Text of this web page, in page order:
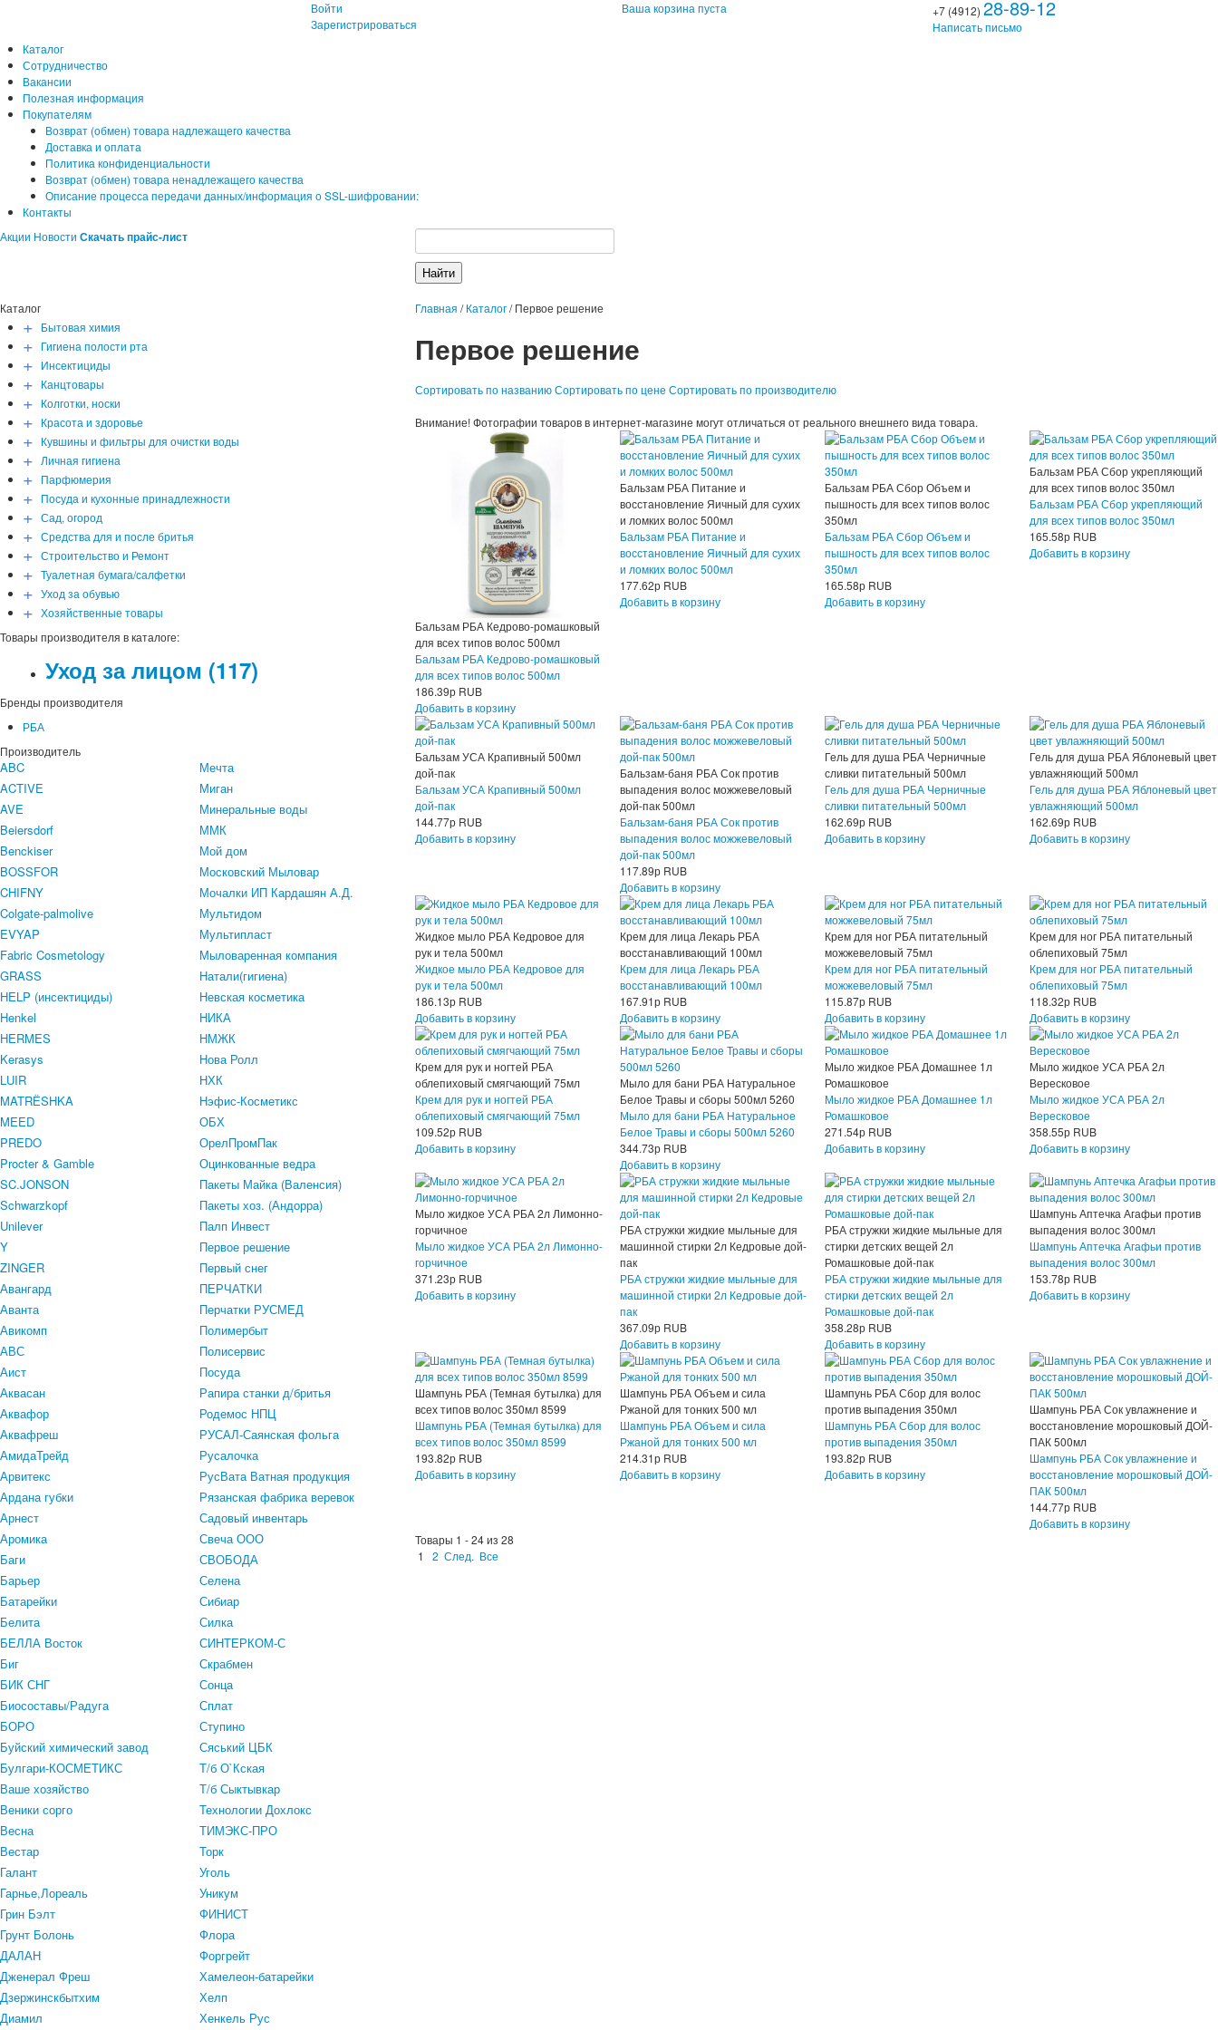
Войти
Зарегистрироваться
Ваша корзина пуста +7 (4912)28-89-12
Написать письмо
Каталог
Сотрудничество
Вакансии
Полезная информация
Покупателям
Возврат (обмен) товара надлежащего качества
Доставка и оплата
Политика конфиденциальности
Возврат (обмен) товара ненадлежащего качества
Описание процесса передачи данных/информация о SSL-шифровании:
Контакты
Акции Новости Скачать прайс-лист
Каталог
+ Бытовая химия
+ Гигиена полости рта
+ Инсектициды
+ Канцтовары
+ Колготки, носки
+ Красота и здоровье
+ Кувшины и фильтры для очистки воды
+ Личная гигиена
+ Парфюмерия
+ Посуда и кухонные принадлежности
+ Сад, огород
+ Средства для и после бритья
+ Строительство и Ремонт
+ Туалетная бумага/салфетки
+ Уход за обувью
+ Хозяйственные товары
Товары производителя в каталоге:
Уход за лицом (117)
Бренды производителя
РБА
Производитель
ABC
ACTIVE
AVE
Beiersdorf
Benckiser
BOSSFOR
CHIFNY
Colgate-palmolive
EVYAP
Fabric Cosmetology
GRASS
HELP (инсектициды)
Henkel
HERMES
Kerasys
LUIR
MATRЁSHKA
MEED
PREDO
Procter & Gamble
SC.JONSON
Schwarzkopf
Unilever
Y
ZINGER
Авангард
Аванта
Авикомп
АВС
Аист
Аквасан
Аквафор
Аквафреш
АмидаТрейд
Арвитекс
Ардана губки
Арнест
Аромика
Баги
Барьер
Батарейки
Белита
БЕЛЛА Восток
Биг
БИК СНГ
Биосоставы/Радуга
БОРО
Буйский химический завод
Булгари-КОСМЕТИКС
Ваше хозяйство
Веники сорго
Весна
Вестар
Галант
Гарнье,Лореаль
Грин Бэлт
Грунт Болонь
ДАЛАН
Дженерал Фреш
Дзержинскбытхим
Диамил
Мечта
Миган
Минеральные воды
ММК
Мой дом
Московский Мыловар
Мочалки ИП Кардашян А.Д.
Мультидом
Мультипласт
Мыловаренная компания
Натали(гигиена)
Невская косметика
НИКА
НМЖК
Нова Ролл
НХК
Нэфис-Косметикс
ОБХ
ОрелПромПак
Оцинкованные ведра
Пакеты Майка (Валенсия)
Пакеты хоз. (Андорра)
Палп Инвест
Первое решение
Первый снег
ПЕРЧАТКИ
Перчатки РУСМЕД
Полимербыт
Полисервис
Посуда
Рапира станки д/бритья
Родемос НПЦ
РУСАЛ-Саянская фольга
Русалочка
РусВата Ватная продукция
Рязанская фабрика веревок
Садовый инвентарь
Свеча ООО
СВОБОДА
Селена
Сибиар
Силка
СИНТЕРКОМ-С
Скрабмен
Сонца
Сплат
Ступино
Сяський ЦБК
Т/б О`Кская
Т/б Сыктывкар
Технологии Дохлокс
ТИМЭКС-ПРО
Торк
Уголь
Уникум
ФИНИСТ
Флора
Форгрейт
Хамелеон-батарейки
Хелп
Хенкель Рус
Главная /Каталог/Первое решение
Первое решение
Сортировать по названию Сортировать по цене Сортировать по производителю
Внимание! Фотографии товаров в интернет-магазине могут отличаться от реального внешнего вида товара.
Бальзам РБА Кедрово-ромашковый
для всех типов волос 500мл
Бальзам РБА Кедрово-ромашковый
для всех типов волос 500мл
186.39р RUB
Добавить в корзину
Бальзам РБА Питание и
восстановление Яичный для сухих
и ломких волос 500мл
Бальзам РБА Питание и
восстановление Яичный для сухих
и ломких волос 500мл
177.62р RUB
Добавить в корзину
Бальзам РБА Сбор Объем и
пышность для всех типов волос
350мл
Бальзам РБА Сбор Объем и
пышность для всех типов волос
350мл
165.58р RUB
Добавить в корзину
Бальзам РБА Сбор укрепляющий
для всех типов волос 350мл
Бальзам РБА Сбор укрепляющий
для всех типов волос 350мл
165.58р RUB
Добавить в корзину
Бальзам УСА Крапивный 500мл
дой-пак
Бальзам УСА Крапивный 500мл
дой-пак
144.77р RUB
Добавить в корзину
Бальзам-баня РБА Сок против
выпадения волос можжевеловый
дой-пак 500мл
Бальзам-баня РБА Сок против
выпадения волос можжевеловый
дой-пак 500мл
117.89р RUB
Добавить в корзину
Гель для душа РБА Черничные
сливки питательный 500мл
Гель для душа РБА Черничные
сливки питательный 500мл
162.69р RUB
Добавить в корзину
Гель для душа РБА Яблоневый цвет
увлажняющий 500мл
Гель для душа РБА Яблоневый цвет
увлажняющий 500мл
162.69р RUB
Добавить в корзину
Жидкое мыло РБА Кедровое для
рук и тела 500мл
Жидкое мыло РБА Кедровое для
рук и тела 500мл
186.13р RUB
Добавить в корзину
Крем для лица Лекарь РБА
восстанавливающий 100мл
Крем для лица Лекарь РБА
восстанавливающий 100мл
167.91р RUB
Добавить в корзину
Крем для ног РБА питательный
можжевеловый 75мл
Крем для ног РБА питательный
можжевеловый 75мл
115.87р RUB
Добавить в корзину
Крем для ног РБА питательный
облепиховый 75мл
Крем для ног РБА питательный
облепиховый 75мл
118.32р RUB
Добавить в корзину
Крем для рук и ногтей РБА
облепиховый смягчающий 75мл
Крем для рук и ногтей РБА
облепиховый смягчающий 75мл
109.52р RUB
Добавить в корзину
Мыло для бани РБА Натуральное
Белое Травы и сборы 500мл 5260
Мыло для бани РБА Натуральное
Белое Травы и сборы 500мл 5260
344.73р RUB
Добавить в корзину
Мыло жидкое РБА Домашнее 1л
Ромашковое
Мыло жидкое РБА Домашнее 1л
Ромашковое
271.54р RUB
Добавить в корзину
Мыло жидкое УСА РБА 2л
Вересковое
Мыло жидкое УСА РБА 2л
Вересковое
358.55р RUB
Добавить в корзину
Мыло жидкое УСА РБА 2л Лимонно-
горчичное
Мыло жидкое УСА РБА 2л Лимонно-
горчичное
371.23р RUB
Добавить в корзину
РБА стружки жидкие мыльные для
машинной стирки 2л Кедровые дой-
пак
РБА стружки жидкие мыльные для
машинной стирки 2л Кедровые дой-
пак
367.09р RUB
Добавить в корзину
РБА стружки жидкие мыльные для
стирки детских вещей 2л
Ромашковые дой-пак
РБА стружки жидкие мыльные для
стирки детских вещей 2л
Ромашковые дой-пак
358.28р RUB
Добавить в корзину
Шампунь Аптечка Агафьи против
выпадения волос 300мл
Шампунь Аптечка Агафьи против
выпадения волос 300мл
153.78р RUB
Добавить в корзину
Шампунь РБА (Темная бутылка) для
всех типов волос 350мл 8599
Шампунь РБА (Темная бутылка) для
всех типов волос 350мл 8599
193.82р RUB
Добавить в корзину
Шампунь РБА Объем и сила
Ржаной для тонких 500 мл
Шампунь РБА Объем и сила
Ржаной для тонких 500 мл
214.31р RUB
Добавить в корзину
Шампунь РБА Сбор для волос
против выпадения 350мл
Шампунь РБА Сбор для волос
против выпадения 350мл
193.82р RUB
Добавить в корзину
Шампунь РБА Сок увлажнение и
восстановление морошковый ДОЙ-
ПАК 500мл
Шампунь РБА Сок увлажнение и
восстановление морошковый ДОЙ-
ПАК 500мл
144.77р RUB
Добавить в корзину
Товары 1 - 24 из 28
1
2 След. Все